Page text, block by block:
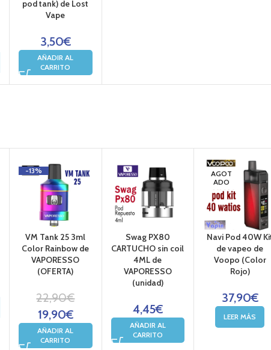
pod tank) de Lost
Vape
3,50€
AÑADIR AL
CARRITO
-13%
VM Tank 25 3ml
Color Rainbow de
VAPORESSO
(OFERTA)
22,90€
19,90€
AÑADIR AL
CARRITO
Swag PX80
CARTUCHO sin coil
4ML de
VAPORESSO
(unidad)
4,45€
AÑADIR AL
CARRITO
AGOT
ADO
Navi Pod 40W
de vapeo de
Voopo (Color
Rojo)
37,90€
LEER MÁS